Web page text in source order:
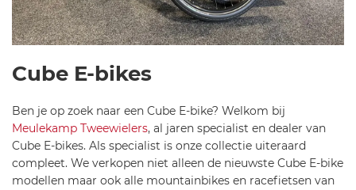
Cube E-bikes
Ben je op zoek naar een Cube E-bike? Welkom bij
Meulekamp Tweewielers, al jaren specialist en dealer van
Cube E-bikes. Als specialist is onze collectie uiteraard
compleet. We verkopen niet alleen de nieuwste Cube E-bike
modellen maar ook alle mountainbikes en racefietsen van